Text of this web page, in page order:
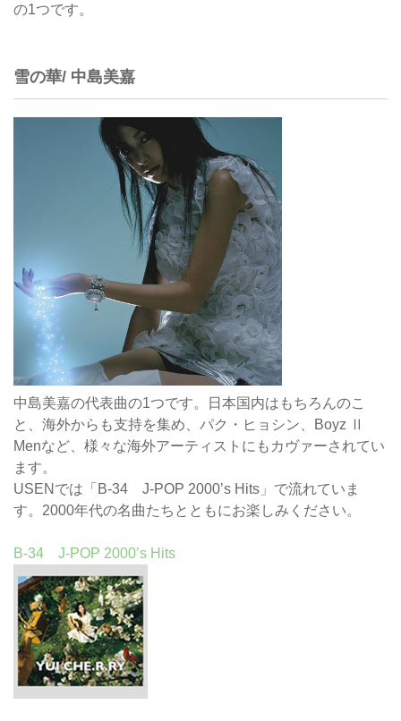
の1つです。
雪の華/ 中島美嘉
中島美嘉の代表曲の1つです。日本国内はもちろんのこ
と、海外からも支持を集め、パク・ヒョシン、Boyz Ⅱ
Menなど、様々な海外アーティストにもカヴァーされてい
ます。
USENでは「B-34 J-POP 2000’s Hits」で流れていま
す。2000年代の名曲たちとともにお楽しみください。
B-34 J-POP 2000’s Hits